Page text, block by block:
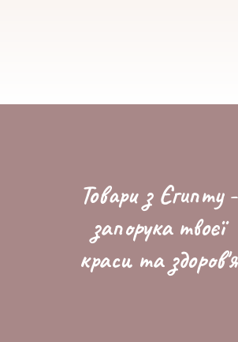
Товари з Єгипту -
запорука твоєї
краси та здоров'я